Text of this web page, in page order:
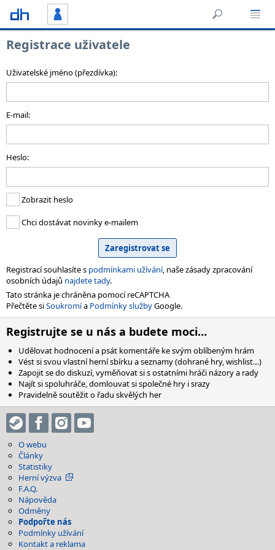
Registrace uživatele
Uživatelské jméno (přezdívka):
E-mail:
Heslo:
Zobrazit heslo
Chci dostávat novinky e-mailem
Registrací souhlasíte s podmínkami užívání, naše zásady zpracování
osobních údajů najdete tady.
Tato stránka je chráněna pomocí reCAPTCHA
Přečtěte siSoukromía Podmínky službyGoogle.
Registrujte se u nás a budete moci…
Udělovat hodnocení a psát komentáře ke svým oblíbeným hrám
Vést si svou vlastní herní sbírku a seznamy (dohrané hry, wishlist…)
Zapojit se do diskuzí, vyměňovat si s ostatními hráči názory a rady
Najít si spoluhráče, domlouvat si společné hry i srazy
Pravidelně soutěžit o řadu skvělých her
O webu
Články
Statistiky
Herní výzva
F.A.Q.
Nápověda
Odměny
Podpořte nás
Podmínky užívání
Kontakt a reklama